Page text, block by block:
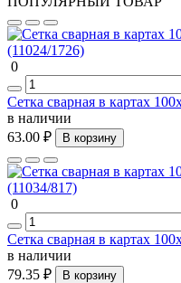
0
Сетка сварная в картах
в наличии
63.00 ₽
В корзину
0
Сетка сварная в картах
в наличии
79.35 ₽
В корзину